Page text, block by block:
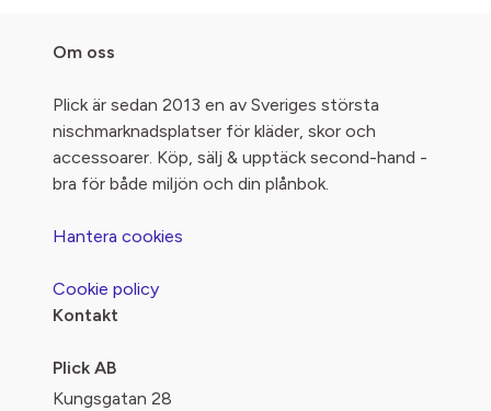
Om oss
Plick är sedan 2013 en av Sveriges största
nischmarknadsplatser för kläder, skor och
accessoarer. Köp, sälj & upptäck second-hand -
bra för både miljön och din plånbok.
Hantera cookies
Cookie policy
Kontakt
Plick AB
Kungsgatan 28